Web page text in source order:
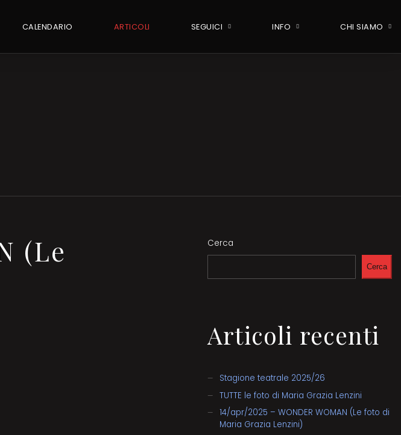
CALENDARIO ARTICOLI SEGUICI INFO CHI SIAMO
(Le
Cerca
Cerca
Articoli recenti
Stagione teatrale 2025/26
TUTTE le foto di Maria Grazia Lenzini
14/apr/2025 – WONDER WOMAN (Le foto di
Maria Grazia Lenzini)